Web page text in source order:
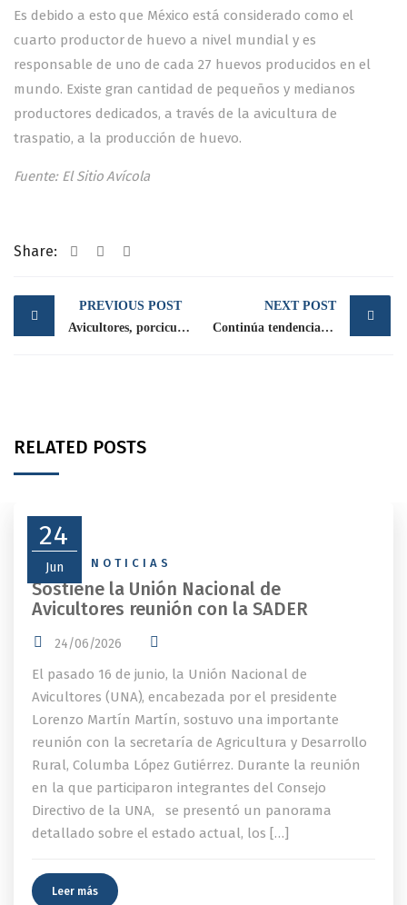
Es debido a esto que México está considerado como el
cuarto productor de huevo a nivel mundial y es
responsable de uno de cada 27 huevos producidos en el
mundo. Existe gran cantidad de pequeños y medianos
productores dedicados, a través de la avicultura de
traspatio, a la producción de huevo.
Fuente: El Sitio Avícola
Share:
Post
navigation
PREVIOUS POST
Avicultores, porcicultores y lecheros en reunión intersecretarial SADER-SE
NEXT POST
Continúa tendencia de crecimiento en la producción de pavo mexicano para este año
RELATED POSTS
24
Jun
NEWS NOTICIAS
Sostiene la Unión Nacional de
Avicultores reunión con la SADER
24/06/2026
El pasado 16 de junio, la Unión Nacional de
Avicultores (UNA), encabezada por el presidente
Lorenzo Martín Martín, sostuvo una importante
reunión con la secretaría de Agricultura y Desarrollo
Rural, Columba López Gutiérrez. Durante la reunión
en la que participaron integrantes del Consejo
Directivo de la UNA, se presentó un panorama
detallado sobre el estado actual, los […]
Leer más